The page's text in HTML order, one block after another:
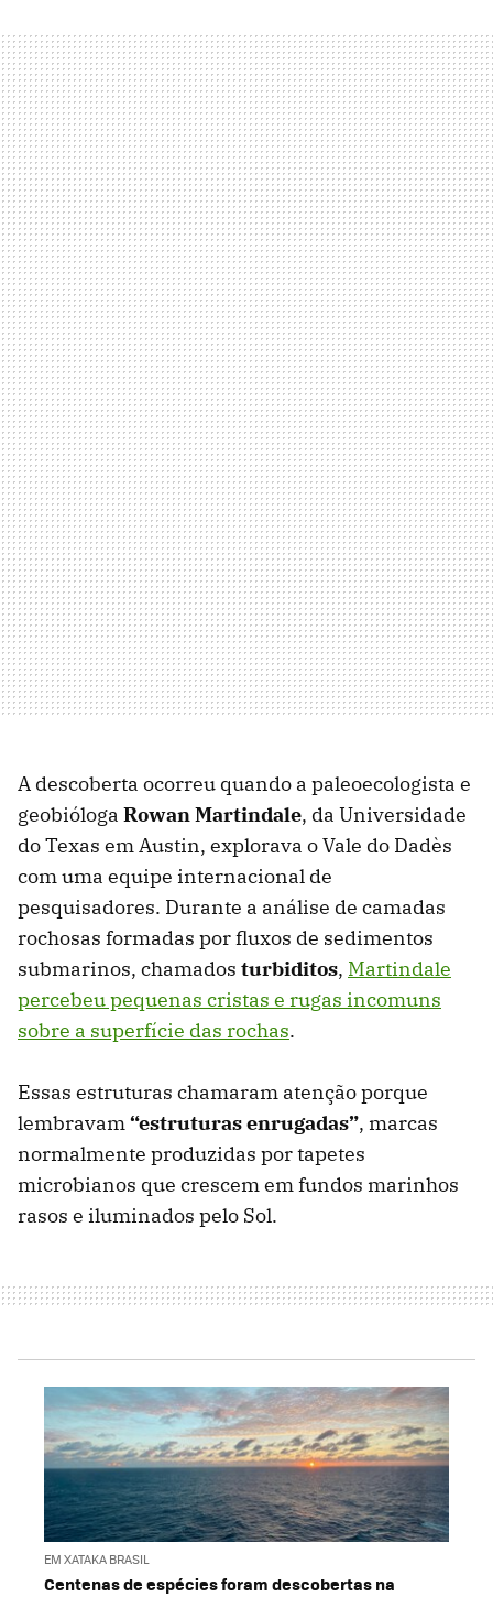
A descoberta ocorreu quando a paleoecologista e
geobióloga Rowan Martindale, da Universidade
do Texas em Austin, explorava o Vale do Dadès
com uma equipe internacional de
pesquisadores. Durante a análise de camadas
rochosas formadas por fluxos de sedimentos
submarinos, chamados turbiditos, Martindale
percebeu pequenas cristas e rugas incomuns
sobre a superfície das rochas.
Essas estruturas chamaram atenção porque
lembravam“estruturas enrugadas”, marcas
normalmente produzidas por tapetes
microbianos que crescem em fundos marinhos
rasos e iluminados pelo Sol.
EM XATAKA BRASIL
Centenas de espécies foram descobertas na